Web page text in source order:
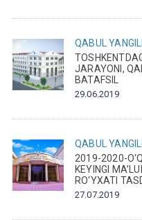
QABUL
JARAYONI,
BATAFSIL
29.06.2019
QABUL
2019-2020-
KEYINGI
RO‘YXATI
27.07.2019